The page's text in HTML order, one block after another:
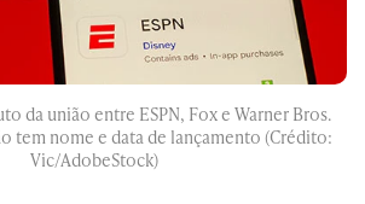
da união entre ESPN, Fox e Warner Bros.
tem nome e data de lançamento (Crédito:
Vic/AdobeStock)